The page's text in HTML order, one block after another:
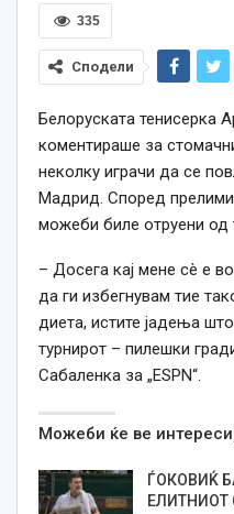
335
Сподели
Белоруската тенисерка
коментираше за
неколку играчи да се
Мадрид. Според
можеби биле отруени од
– Досега кај мене сè е
да ги избегнувам тие
диета, истите јадења
турнирот – пилешки
Сабаленка за „ESPN“.
Можеби ќе ве
ЃОКОВИЌ
ЕЛИТНИОТ